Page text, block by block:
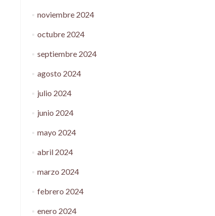
noviembre 2024
octubre 2024
septiembre 2024
agosto 2024
julio 2024
junio 2024
mayo 2024
abril 2024
marzo 2024
febrero 2024
enero 2024